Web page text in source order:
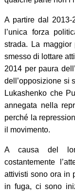
A partire dal
l’unica forza
strada. La maggior
smesso di lottare
2014 per paura
dell’opposizione si
Lukashenko che
annegata nella
perché la
il movimento.
A causa del
costantemente
attivisti sono ora in
in fuga, ci sono